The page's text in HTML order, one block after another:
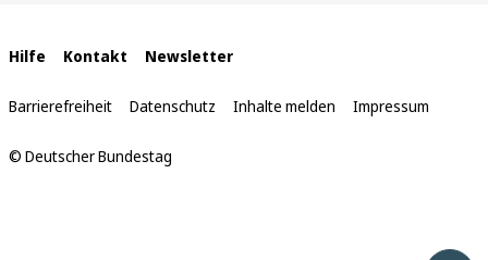
Interne
Links
Hilfe Kontakt Newsletter
Barrierefreiheit Datenschutz Inhalte melden Impressum
© Deutscher Bundestag